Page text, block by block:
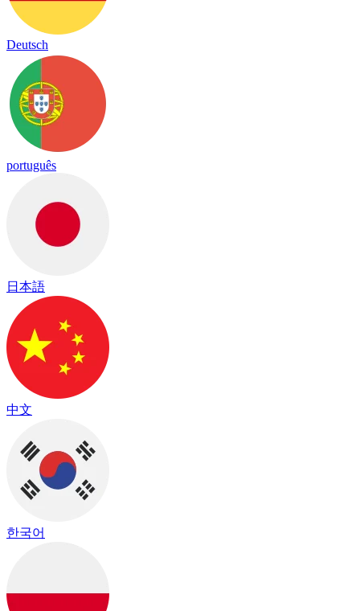
Deutsch
português
日本語
中文
한국어